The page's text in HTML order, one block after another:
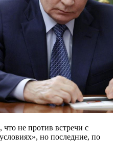
что не против встречи с
но последние, по